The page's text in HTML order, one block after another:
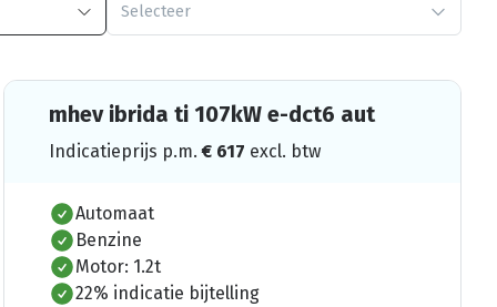
Selecteer
mhev ibrida ti 107kW e-dct6 aut
Indicatieprijs p.m.€ 617 excl. btw
Automaat
Benzine
Motor: 1.2t
22% indicatie bijtelling